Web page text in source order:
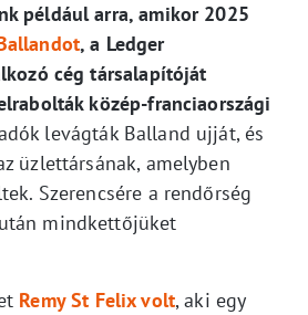
például arra, amikor 2025
, a Ledger
cég társalapítóját
közép-franciaországi
levágták Balland ujját, és
üzlettársának, amelyben
Szerencsére a rendőrség
mindkettőjüket
Remy St Felix volt, aki egy